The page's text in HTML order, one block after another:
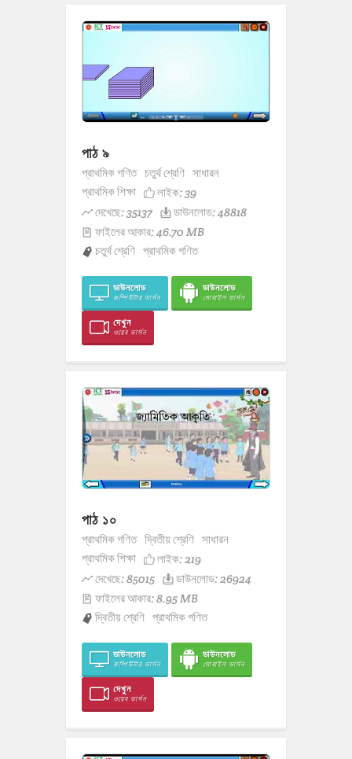
পাঠ ৯
প্রাথমিক গণিত চতুর্থ শ্রেণি সাধারন
প্রাথমিক শিক্ষা
লাইক:39
দেখেছে: 35137
ডাউনলোড: 48818
ফাইলের আকার: 46.70 MB
চতুর্থ শ্রেণি প্রাথমিক গণিত
ডাউনলোড
কম্পিউটার ভার্সন
ডাউনলোড
মোবাইল ভার্সন
দেখুন
ওয়েব ভার্সন
পাঠ ১০
প্রাথমিক গণিত দ্বিতীয় শ্রেণি সাধারন
প্রাথমিক শিক্ষা
লাইক:219
দেখেছে: 85015
ডাউনলোড: 26924
ফাইলের আকার: 8.95 MB
দ্বিতীয় শ্রেণি প্রাথমিক গণিত
ডাউনলোড
কম্পিউটার ভার্সন
ডাউনলোড
মোবাইল ভার্সন
দেখুন
ওয়েব ভার্সন